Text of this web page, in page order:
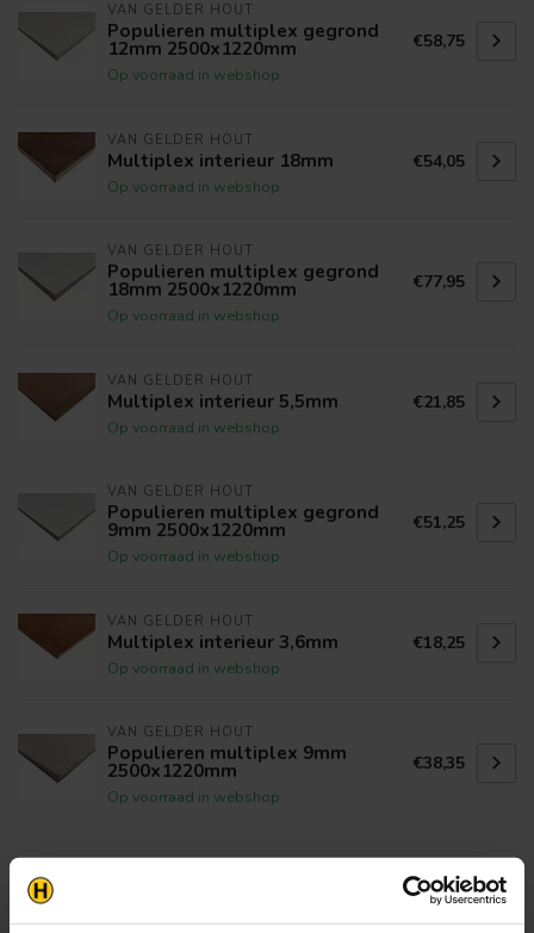
VAN GELDER HOUT
Populieren multiplex gegrond
12mm 2500x1220mm
Op voorraad in webshop
€58,75
VAN GELDER HOUT
Multiplex interieur 18mm
Op voorraad in webshop
€54,05
VAN GELDER HOUT
Populieren multiplex gegrond
18mm 2500x1220mm
Op voorraad in webshop
€77,95
VAN GELDER HOUT
Multiplex interieur 5,5mm
Op voorraad in webshop
€21,85
VAN GELDER HOUT
Populieren multiplex gegrond
9mm 2500x1220mm
Op voorraad in webshop
€51,25
VAN GELDER HOUT
Multiplex interieur 3,6mm
Op voorraad in webshop
€18,25
VAN GELDER HOUT
Populieren multiplex 9mm
2500x1220mm
Op voorraad in webshop
€38,35
Heb je een vraag? Stel je vraag via onze chat,